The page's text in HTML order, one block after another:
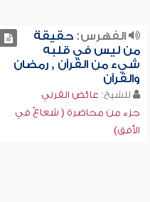
الفهرس:حقيقة
من ليس في قلبه
شيء من القرآن , رمضان
والقرآن
للشيخ: عائض القرني
جزء من محاضرة ( شعاعٌ في
الأفق)